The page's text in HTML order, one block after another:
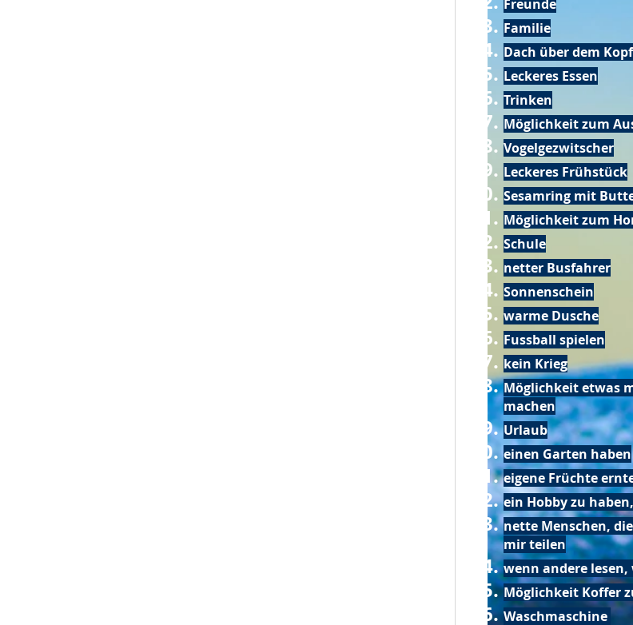
Freunde
Familie
Dach über dem Kopf
Leckeres Essen
Trinken
Möglichkeit zum
Vogelgezwitscher
Leckeres Frühstück
Sesamring mit
Möglichkeit zum
Schule
netter Busfahrer
Sonnenschein
warme Dusche
Fussball spielen
kein Krieg
Möglichkeit etwas
machen
Urlaub
einen Garten haben
eigene Früchte
ein Hobby zu
nette Menschen,
mir teilen
wenn andere lesen,
Möglichkeit Koffer
Waschmaschine